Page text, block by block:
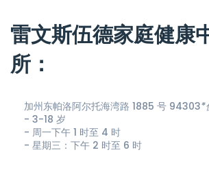
雷文斯伍德家庭健康
所：
加州东帕洛阿尔托海湾路 1885 号 94303*
- 3-18 岁
- 周一下午 1 时至 4 时
- 星期三：下午 2 时至 6 时